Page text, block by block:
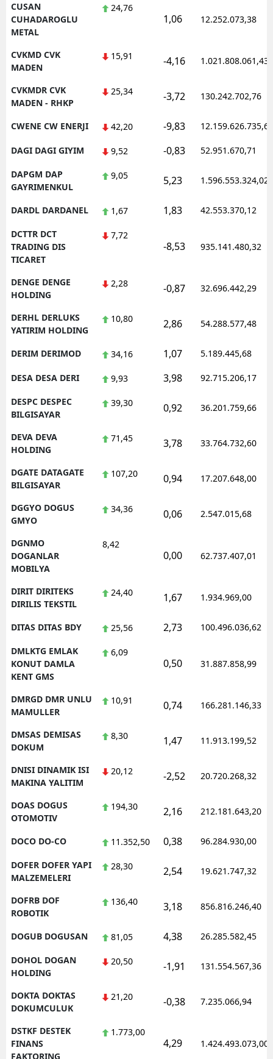
CUSAN
CUHADAROGLU
METAL
24,76
1,06 12.252.073,38
CVKMD CVK
MADEN
15,91 -4,16 1.021.808.061,43
CVKMDR CVK
MADEN - RHKP
25,34 -3,72 130.242.702,76
CWENE CW ENERJI 42,20 -9,83 12.159.626.735,62
DAGI DAGI GIYIM 9,52 -0,83 52.951.670,71
DAPGM DAP
GAYRIMENKUL
9,05 5,23 1.596.553.324,02
DARDL DARDANEL 1,67 1,83 42.553.370,12
DCTTR DCT
TRADING DIS
TICARET
7,72
-8,53 935.141.480,32
DENGE DENGE
HOLDING
2,28 -0,87 32.696.442,29
DERHL DERLUKS
YATIRIM HOLDING
10,80 2,86 54.288.577,48
DERIM DERIMOD 34,16 1,07 5.189.445,68
DESA DESA DERI 9,93 3,98 92.715.206,17
DESPC DESPEC
BILGISAYAR
39,30 0,92 36.201.759,66
DEVA DEVA
HOLDING
71,45 3,78 33.764.732,60
DGATE DATAGATE
BILGISAYAR
107,20 0,94 17.207.648,00
DGGYO DOGUS
GMYO
34,36 0,06 2.547.015,68
DGNMO
DOGANLAR
MOBILYA
8,42
0,00 62.737.407,01
DIRIT DIRITEKS
DIRILIS TEKSTIL
24,40 1,67 1.934.969,00
DITAS DITAS BDY 25,56 2,73 100.496.036,62
DMLKTG EMLAK
KONUT DAMLA
KENT GMS
6,09
0,50 31.887.858,99
DMRGD DMR UNLU
MAMULLER
10,91 0,74 166.281.146,33
DMSAS DEMISAS
DOKUM
8,30 1,47 11.913.199,52
DNISI DINAMIK ISI
MAKINA YALITIM
20,12 -2,52 20.720.268,32
DOAS DOGUS
OTOMOTIV
194,30 2,16 212.181.643,20
DOCO DO-CO 11.352,50 0,38 96.284.930,00
DOFER DOFER YAPI
MALZEMELERI
28,30 2,54 19.621.747,32
DOFRB DOF
ROBOTIK
136,40 3,18 856.816.246,40
DOGUB DOGUSAN 81,05 4,38 26.285.582,45
DOHOL DOGAN
HOLDING
20,50 -1,91 131.554.567,36
DOKTA DOKTAS
DOKUMCULUK
21,20 -0,38 7.235.066,94
DSTKF DESTEK
FINANS
FAKTORING
1.773,00
4,29 1.424.493.073,00